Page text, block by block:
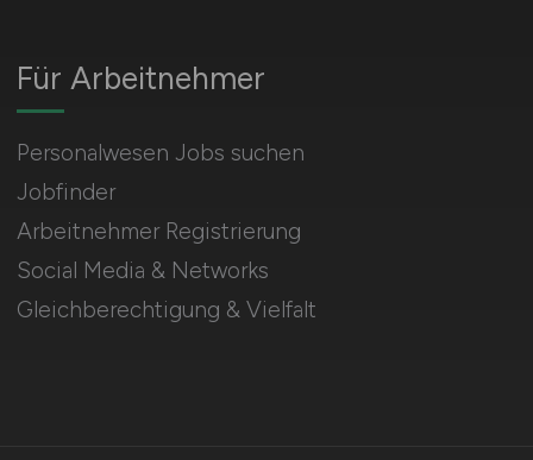
Für Arbeitnehmer
Personalwesen Jobs suchen
Jobfinder
Arbeitnehmer Registrierung
Social Media & Networks
Gleichberechtigung & Vielfalt